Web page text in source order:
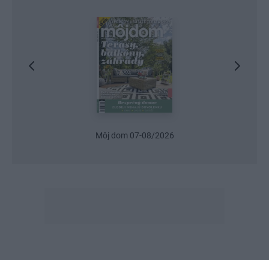
Môj dom 07-08/2026